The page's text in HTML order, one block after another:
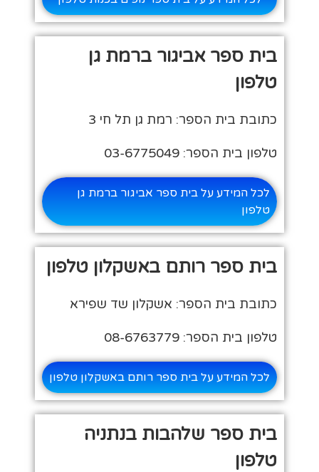
בית ספר אביגור ברמת גן
טלפון
כתובת בית הספר: רמת גן תל חי 3
טלפון בית הספר: 03-6775049
לכל המידע על בית ספר אביגור ברמת גן
טלפון
בית ספר רותם באשקלון טלפון
כתובת בית הספר: אשקלון שד שפירא
טלפון בית הספר: 08-6763779
לכל המידע על בית ספר רותם באשקלון טלפון
בית ספר שלהבות בנתניה
טלפון